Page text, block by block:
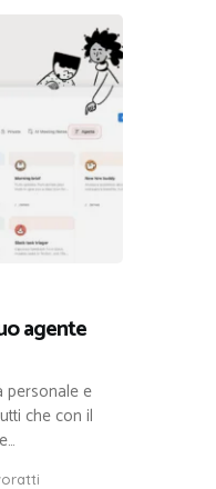
agente
personale e
che con il